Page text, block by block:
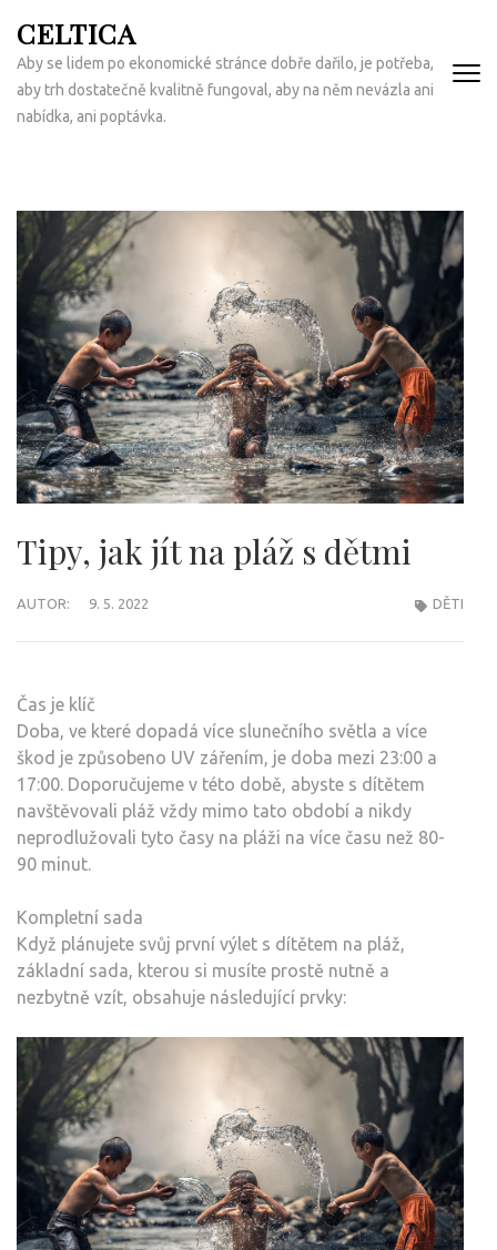
na
obsah
(Enter)
CELTICA
Aby se lidem po ekonomické stránce dobře dařilo, je potřeba,
aby trh dostatečně kvalitně fungoval, aby na něm nevázla ani
nabídka, ani poptávka.
Tipy, jak jít na pláž s dětmi
AUTOR: 9. 5. 2022 DĚTI
Čas je klíč
Doba, ve které dopadá více slunečního světla a více
škod je způsobeno UV zářením, je doba mezi 23:00 a
17:00. Doporučujeme v této době, abyste s dítětem
navštěvovali pláž vždy mimo tato období a nikdy
neprodlužovali tyto časy na pláži na více času než 80-
90 minut.
Kompletní sada
Když plánujete svůj první výlet s dítětem na pláž,
základní sada, kterou si musíte prostě nutně a
nezbytně vzít, obsahuje následující prvky: